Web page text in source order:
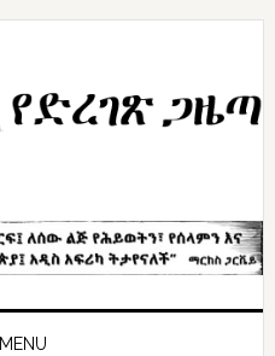
MENU